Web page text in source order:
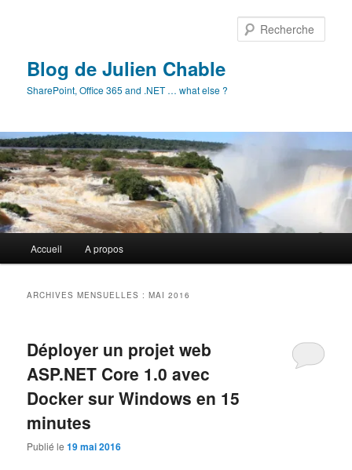
Blog de Julien Chable
SharePoint, Office 365 and .NET … what else ?
principal
Accueil A propos
ARCHIVES MENSUELLES :MAI 2016
Déployer un projet web
ASP.NET Core 1.0 avec
Docker sur Windows en 15
minutes
Publié le19 mai 2016